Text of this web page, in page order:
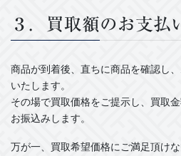
３．買取額のお支払
商品が到着後、直ちに商品を確認し
いたします。
その場で買取価格をご提示し、買取
お振込みします。
万が一、買取希望価格にご満足頂け